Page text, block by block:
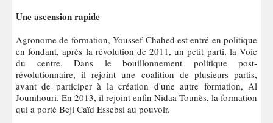
Une ascension rapide
Agronome de formation, Youssef Chahed est entré en politique
en fondant, après la révolution de 2011, un petit parti, la Voie
du centre. Dans le bouillonnement politique post-
révolutionnaire, il rejoint une coalition de plusieurs partis,
avant de participer à la création d'une autre formation, Al
Joumhouri. En 2013, il rejoint enfin Nidaa Tounès, la formation
qui a porté Beji Caïd Essebsi au pouvoir.